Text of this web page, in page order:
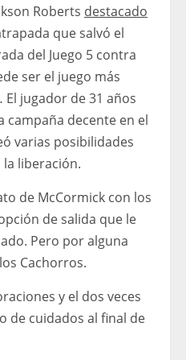
Roberts destacado
que salvó el
del Juego 5 contra
ser el juego más
jugador de 31 años
campaña decente en el
varias posibilidades
liberación.
de McCormick con los
de salida que le
Pero por alguna
Cachorros.
y el dos veces
de cuidados al final de